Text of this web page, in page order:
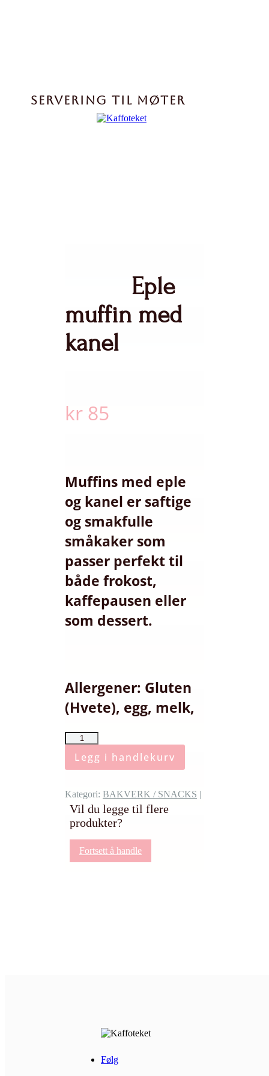
SERVERING TIL MØTER
Eple
muffin med
kanel
kr 85
Muffins med eple
og kanel er saftige
og smakfulle
småkaker som
passer perfekt til
både frokost,
kaffepausen eller
som dessert.
Allergener: Gluten
(Hvete), egg, melk,
Eple
muffin
med
kanel
Legg i handlekurv
Kategori: BAKVERK / SNACKS
Vil du legge til flere
produkter?
Fortsett å handle
Følg